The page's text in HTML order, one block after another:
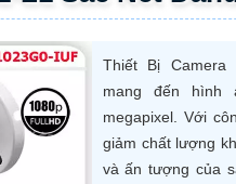
Thiết Bị Camera
mang đến hình
megapixel. Với
giảm chất lượng
và ấn tượng của